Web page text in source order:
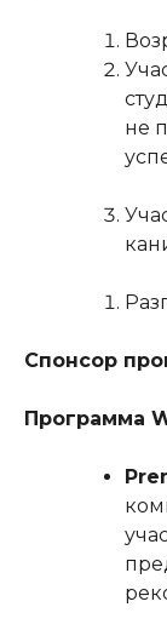
не
Спонсор
Программа